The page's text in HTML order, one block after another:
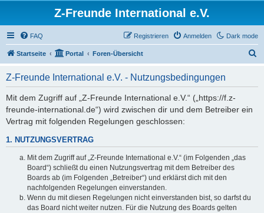
Z-Freunde International e.V.
Dark mode
FAQ Anmelden
Registrieren
Startseite Portal Foren-Übersicht
Z-Freunde International e.V. - Nutzungsbedingungen
Mit dem Zugriff auf „Z-Freunde International e.V.“ („https://f.z-
freunde-international.de“) wird zwischen dir und dem Betreiber ein
Vertrag mit folgenden Regelungen geschlossen:
1. NUTZUNGSVERTRAG
Mit dem Zugriff auf „Z-Freunde International e.V.“ (im Folgenden „das
Board“) schließt du einen Nutzungsvertrag mit dem Betreiber des
Boards ab (im Folgenden „Betreiber“) und erklärst dich mit den
nachfolgenden Regelungen einverstanden.
Wenn du mit diesen Regelungen nicht einverstanden bist, so darfst du
das Board nicht weiter nutzen. Für die Nutzung des Boards gelten